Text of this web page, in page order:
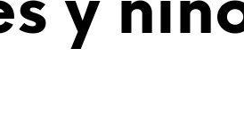
y